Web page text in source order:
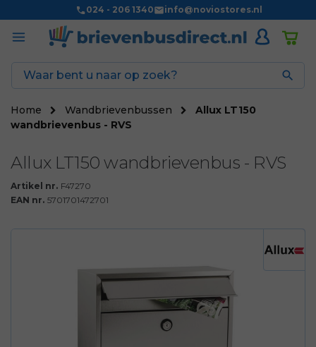
024 - 206 1340 info@noviostores.nl

Home Wandbrievenbussen
Allux LT150
wandbrievenbus - RVS
Allux LT150 wandbrievenbus - RVS
Artikel nr. F47270
EAN nr. 5701701472701